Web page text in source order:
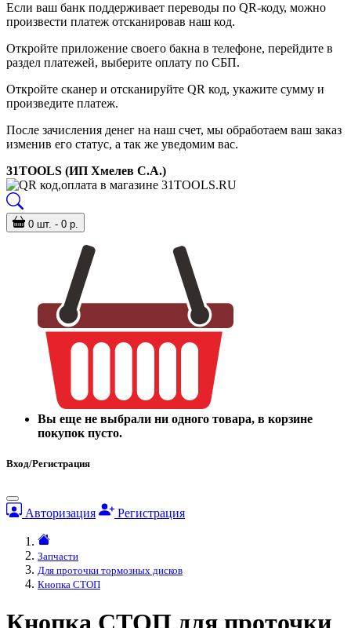
Если ваш банк поддерживает переводы по QR-коду, можно
произвести платеж отсканировав наш код.
Откройте приложение своего бакна в телефоне, перейдите в
раздел платежей, выберите оплату по СБП.
Откройте сканер и отсканируйте QR код, укажите сумму и
произведите платеж.
После зачисления денег на наш счет, мы обработаем ваш заказ
изменив его статус, а так же уведомим вас.
31TOOLS (ИП Хмелев С.А.)
0 шт. - 0 р.
Вы еще не выбрали ни одного товара, в корзине
покупок пусто.
Вход/Регистрация
Авторизация Регистрация
Запчасти
Для проточки тормозных дисков
Кнопка СТОП